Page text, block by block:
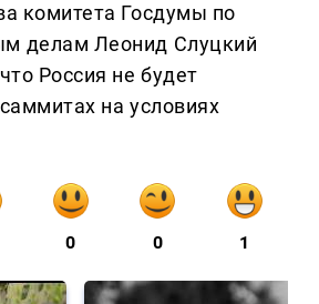
комитета Госдумы по
делам Леонид Слуцкий
Россия не будет
на условиях
0 0 1